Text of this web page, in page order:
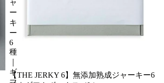
ャ
ー
キ
ー
6
種
ギ
【THE JERKY 6】無添加熟成ジャーキー6